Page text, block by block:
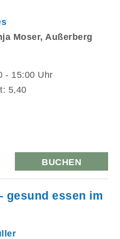
Moser, Außerberg
- 15:00 Uhr
5,40
BUCHEN
gesund essen im